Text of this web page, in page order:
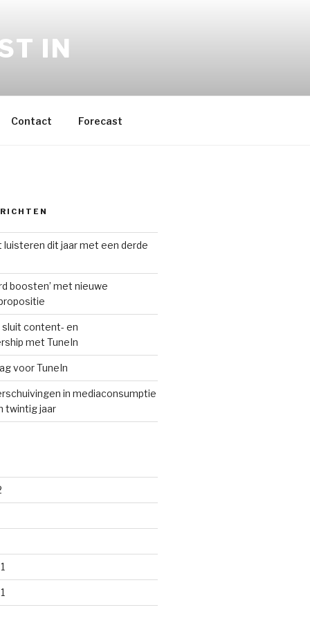
IN
Contact Forecast
luisteren dit jaar met een derde
boosten’ met nieuwe
content- en
met TuneIn
voor TuneIn
in mediaconsumptie
twintig jaar